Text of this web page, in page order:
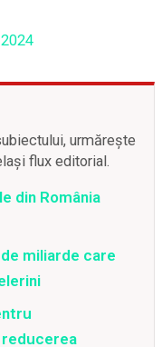
urmărește
flux editorial.
din România
miliarde care